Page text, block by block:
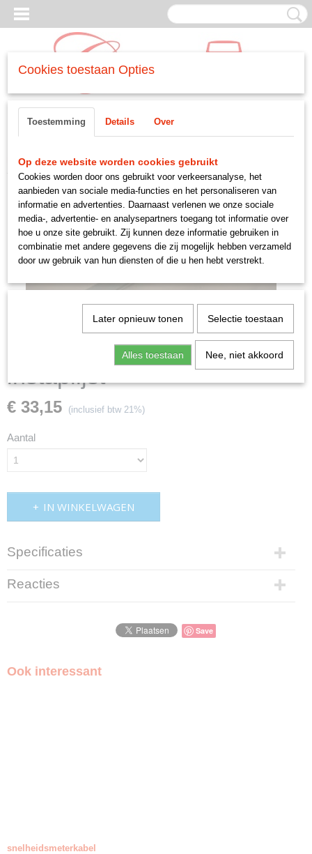
Inloggen Registreren
Home>CARROSSERIE>-interieur>instaplijst
instaplijst
€ 33,15 (inclusief btw 21%)
Aantal
IN WINKELWAGEN
Specificaties
Productcode
md14a7270
Reacties
Save
Ook interessant
snelheidsmeterkabel
Cookies toestaan Opties
Toestemming Details Over
Op deze website worden cookies gebruikt
Cookies worden door ons gebruikt voor verkeersanalyse, het
aanbieden van sociale media-functies en het personaliseren van
informatie en advertenties. Daarnaast verlenen we onze sociale
media-, advertentie- en analysepartners toegang tot informatie over
hoe u onze site gebruikt. Zij kunnen deze informatie gebruiken in
combinatie met andere gegevens die zij mogelijk hebben verzameld
door uw gebruik van hun diensten of die u hen hebt verstrekt.
Later opnieuw tonen Selectie toestaan
Alles toestaan Nee, niet akkoord